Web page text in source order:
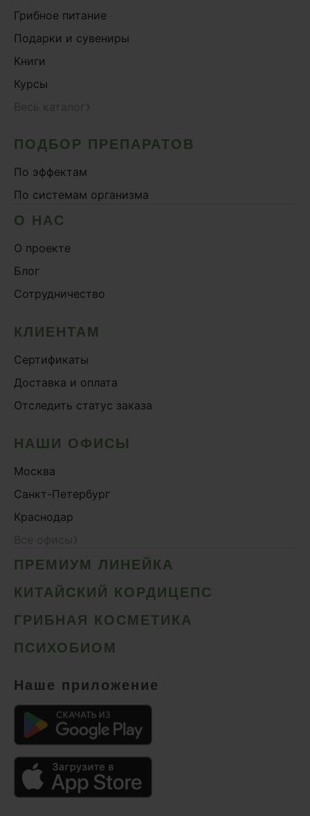
Грибное питание
Подарки и сувениры
Книги
Курсы
ПОДБОР ПРЕПАРАТОВ
По эффектам
По системам организма
О НАС
О проекте
Блог
Сотрудничество
КЛИЕНТАМ
Сертификаты
Доставка и оплата
Отследить статус заказа
НАШИ ОФИСЫ
Москва
Санкт-Петербург
Краснодар
ПРЕМИУМ ЛИНЕЙКА
КИТАЙСКИЙ КОРДИЦЕПС
ГРИБНАЯ КОСМЕТИКА
ПСИХОБИОМ
Наше приложение